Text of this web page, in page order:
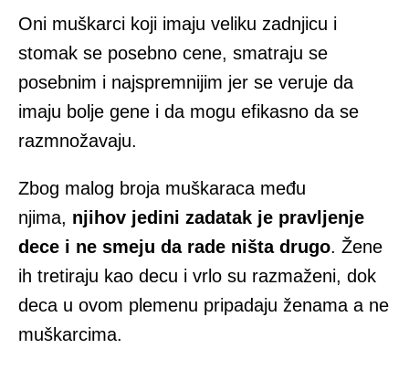
Oni muškarci koji imaju veliku zadnjicu i
stomak se posebno cene, smatraju se
posebnim i najspremnijim jer se veruje da
imaju bolje gene i da mogu efikasno da se
razmnožavaju.
Zbog malog broja muškaraca među
njima, njihov jedini zadatak je pravljenje
dece i ne smeju da rade ništa drugo. Žene
ih tretiraju kao decu i vrlo su razmaženi, dok
deca u ovom plemenu pripadaju ženama a ne
muškarcima.